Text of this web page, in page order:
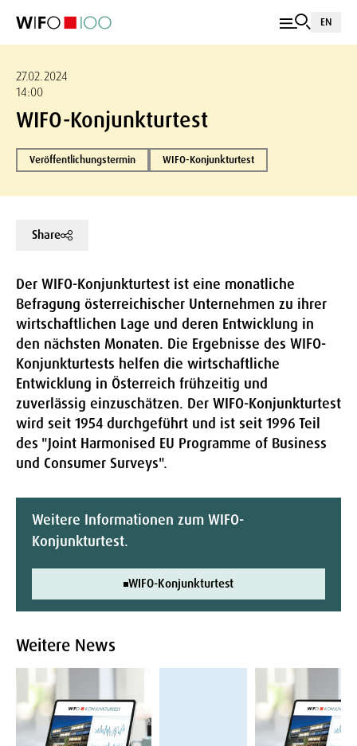
EN
27.02.2024
14:00
WIFO-Konjunkturtest
Veröffentlichungstermin WIFO-Konjunkturtest
Share
Der WIFO-Konjunkturtest ist eine monatliche
Befragung österreichischer Unternehmen zu ihrer
wirtschaftlichen Lage und deren Entwicklung in
den nächsten Monaten. Die Ergebnisse des WIFO-
Konjunkturtests helfen die wirtschaftliche
Entwicklung in Österreich frühzeitig und
zuverlässig einzuschätzen. Der WIFO-Konjunkturtest
wird seit 1954 durchgeführt und ist seit 1996 Teil
des "Joint Harmonised EU Programme of Business
und Consumer Surveys".
Weitere Informationen zum WIFO-
Konjunkturtest.
WIFO-Konjunkturtest
Weitere News